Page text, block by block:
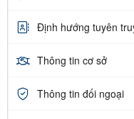
Định hướng tuyên
Thông tin cơ sở
Thông tin đối ngoại